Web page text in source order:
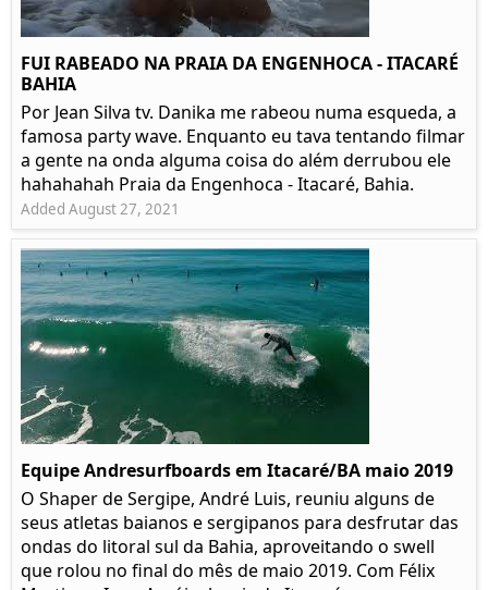
FUI RABEADO NA PRAIA DA ENGENHOCA - ITACARÉ
BAHIA
Por Jean Silva tv. Danika me rabeou numa esqueda, a
famosa party wave. Enquanto eu tava tentando filmar
a gente na onda alguma coisa do além derrubou ele
hahahahah Praia da Engenhoca - Itacaré, Bahia.
Added August 27, 2021
Equipe Andresurfboards em Itacaré/BA maio 2019
O Shaper de Sergipe, André Luis, reuniu alguns de
seus atletas baianos e sergipanos para desfrutar das
ondas do litoral sul da Bahia, aproveitando o swell
que rolou no final do mês de maio 2019. Com Félix